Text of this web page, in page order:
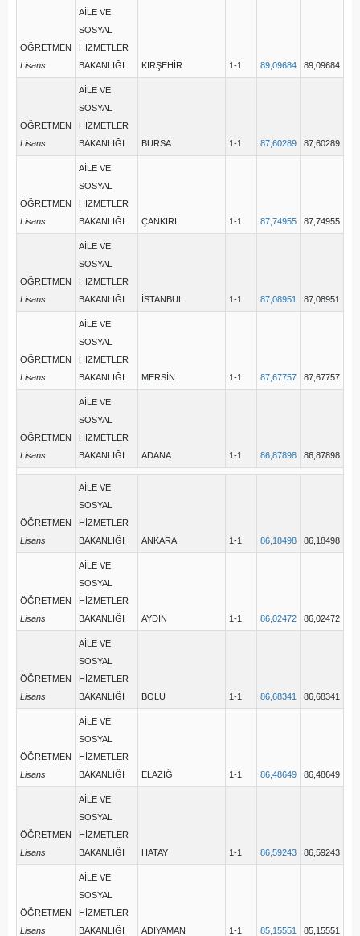
ÖĞRETMEN
Lisans
AİLE VE
SOSYAL
HİZMETLER
BAKANLIĞI
KIRŞEHİR 1-1 89,09684 89,09684
ÖĞRETMEN
Lisans
AİLE VE
SOSYAL
HİZMETLER
BAKANLIĞI
BURSA 1-1 87,60289 87,60289
ÖĞRETMEN
Lisans
AİLE VE
SOSYAL
HİZMETLER
BAKANLIĞI
ÇANKIRI 1-1 87,74955 87,74955
ÖĞRETMEN
Lisans
AİLE VE
SOSYAL
HİZMETLER
BAKANLIĞI
İSTANBUL 1-1 87,08951 87,08951
ÖĞRETMEN
Lisans
AİLE VE
SOSYAL
HİZMETLER
BAKANLIĞI
MERSİN 1-1 87,67757 87,67757
ÖĞRETMEN
Lisans
AİLE VE
SOSYAL
HİZMETLER
BAKANLIĞI
ADANA 1-1 86,87898 86,87898
ÖĞRETMEN
Lisans
AİLE VE
SOSYAL
HİZMETLER
BAKANLIĞI
ANKARA 1-1 86,18498 86,18498
ÖĞRETMEN
Lisans
AİLE VE
SOSYAL
HİZMETLER
BAKANLIĞI
AYDIN 1-1 86,02472 86,02472
ÖĞRETMEN
Lisans
AİLE VE
SOSYAL
HİZMETLER
BAKANLIĞI
BOLU 1-1 86,68341 86,68341
ÖĞRETMEN
Lisans
AİLE VE
SOSYAL
HİZMETLER
BAKANLIĞI
ELAZIĞ 1-1 86,48649 86,48649
ÖĞRETMEN
Lisans
AİLE VE
SOSYAL
HİZMETLER
BAKANLIĞI
HATAY 1-1 86,59243 86,59243
ÖĞRETMEN
Lisans
AİLE VE
SOSYAL
HİZMETLER
BAKANLIĞI
ADIYAMAN 1-1 85,15551 85,15551